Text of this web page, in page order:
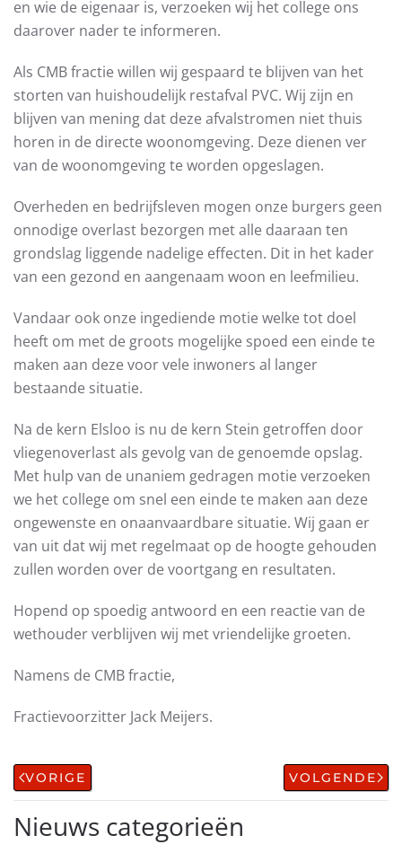
en wie de eigenaar is, verzoeken wij het college ons
daarover nader te informeren.
Als CMB fractie willen wij gespaard te blijven van het
storten van huishoudelijk restafval PVC. Wij zijn en
blijven van mening dat deze afvalstromen niet thuis
horen in de directe woonomgeving. Deze dienen ver
van de woonomgeving te worden opgeslagen.
Overheden en bedrijfsleven mogen onze burgers geen
onnodige overlast bezorgen met alle daaraan ten
grondslag liggende nadelige effecten. Dit in het kader
van een gezond en aangenaam woon en leefmilieu.
Vandaar ook onze ingediende motie welke tot doel
heeft om met de groots mogelijke spoed een einde te
maken aan deze voor vele inwoners al langer
bestaande situatie.
Na de kern Elsloo is nu de kern Stein getroffen door
vliegenoverlast als gevolg van de genoemde opslag.
Met hulp van de unaniem gedragen motie verzoeken
we het college om snel een einde te maken aan deze
ongewenste en onaanvaardbare situatie. Wij gaan er
van uit dat wij met regelmaat op de hoogte gehouden
zullen worden over de voortgang en resultaten.
Hopend op spoedig antwoord en een reactie van de
wethouder verblijven wij met vriendelijke groeten.
Namens de CMB fractie,
Fractievoorzitter Jack Meijers.
VORIGE VOLGENDE
Nieuws categorieën